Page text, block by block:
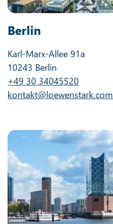
Berlin
Karl-Marx-Allee 91a
10243 Berlin
+49 30 34045520
kontakt@loewenstark.com